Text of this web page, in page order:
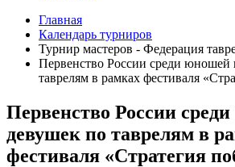
Главная
Календарь турниров
Турнир мастеров - Федерация
Первенство России среди юношей
таврелям в рамках фестиваля
Первенство России
девушек по таврелям в
фестиваля «Стратегия